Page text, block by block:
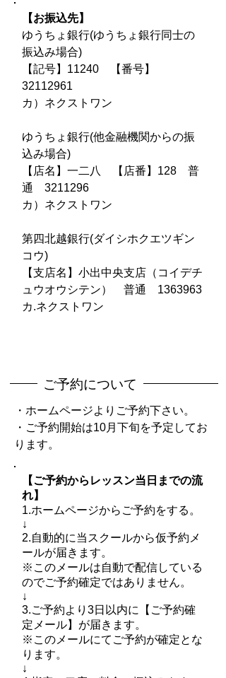
​【お振込先】
ゆうちょ銀行(ゆ うちょ銀行同士の
振込み場合)
【記号】11240 【番号】
32112961
カ）ネクストワン
ゆうちょ銀行(他金融機関からの振
込み場合)
【店名】一二八 【店番】128 普
通 3211296
カ）ネクストワン
第四北越銀行(ダイシホクエツギン
コウ)
【支店名】小出中央支店（コイデチ
ュウオウシテン） 普通 1363963
カ.ネクストワン
​ご予約について
・ホームページよりご予約下さい。
・ご予約開始は10月下旬を予定してお
ります。
【ご予約からレッスン当日までの流
れ】
1.ホームページからご予約をする。
↓
2.自動的に当スクールから仮予約メ
ールが届きます。
※このメールは自動で配信している
のでご予約確定ではありません。
↓
3.ご予約より3日以内に【ご予約確
定メール】が届きます。
※このメールにてご予約が確定とな
ります。
↓